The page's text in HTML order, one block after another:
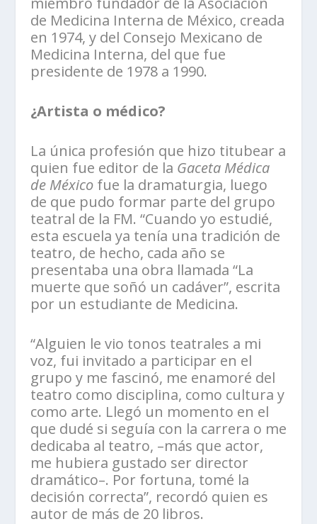
de Medicina Interna de México, creada
en 1974, y del Consejo Mexicano de
Medicina Interna, del que fue
presidente de 1978 a 1990.
¿Artista o médico?
La única profesión que hizo titubear a
quien fue editor de la Gaceta Médica
de Méxicofue la dramaturgia, luego
de que pudo formar parte del grupo
teatral de la FM. “Cuando yo estudié,
esta escuela ya tenía una tradición de
teatro, de hecho, cada año se
presentaba una obra llamada “La
muerte que soñó un cadáver”, escrita
por un estudiante de Medicina.
“Alguien le vio tonos teatrales a mi
voz, fui invitado a participar en el
grupo y me fascinó, me enamoré del
teatro como disciplina, como cultura y
como arte. Llegó un momento en el
que dudé si seguía con la carrera o me
dedicaba al teatro, –más que actor,
me hubiera gustado ser director
dramático–. Por fortuna, tomé la
decisión correcta”, recordó quien es
autor de más de 20 libros.